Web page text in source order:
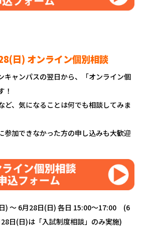
日) オンライン個別相談
キャンパスの翌日から、「オンライン個
！
ど、気になることは何でも相談してみま
参加できなかった方の申し込みも大歓迎
) ～ 6月28日(日) 各日 15:00～17:00 (6
日(日)は「入試制度相談」のみ実施)